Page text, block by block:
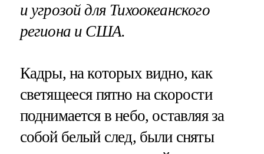
и угрозой для Тихоокеанского
региона и США.
Кадры, на которых видно, как
светящееся пятно на скорости
поднимается в небо, оставляя за
собой белый след, были сняты